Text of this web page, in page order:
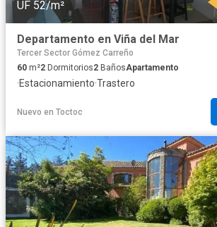
UF 52/m²
Departamento en Viña del Mar
Tercer Sector Gómez Carreño
60 m²2 Dormitorios2 BañosApartamento
·Estacionamiento·Trastero
Nuevo en Toctoc